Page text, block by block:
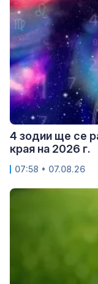
4 зодии ще се
края на 2026 г.
07:58 • 07.08.26